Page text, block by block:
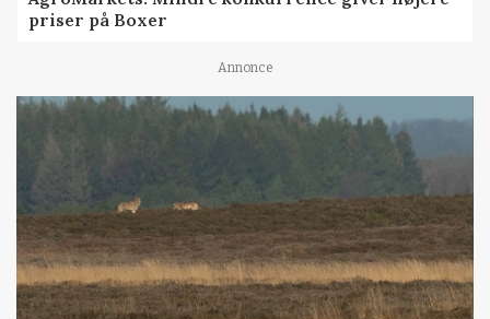
priser på Boxer
Annonce